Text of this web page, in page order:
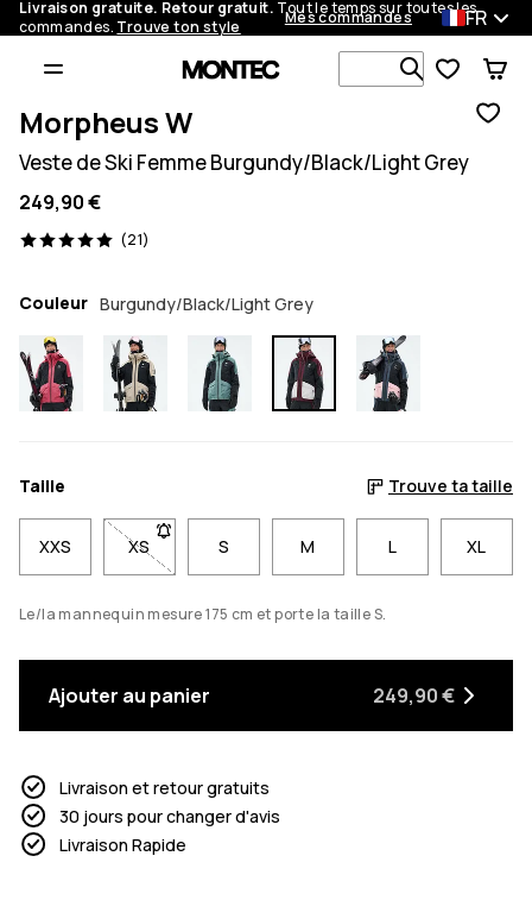
Livraison gratuite. Retour gratuit. Tout le temps sur toutes les
commandes. Trouve ton style Mes commandes FR
Recherche
Morpheus W
Veste de Ski Femme Burgundy/Black/Light Grey
249,90 €
(21)
21 avis, 5/5
Couleur Burgundy/Black/Light Grey
Taille Trouve ta taille
XXS XS- Taille XS non disponible. Clique pour être averti
S M L XL
Le/la mannequin mesure 175 cm et porte la taille S.
Ajouter au panier 249,90 €
Livraison et retour gratuits
30 jours pour changer d'avis
Livraison Rapide